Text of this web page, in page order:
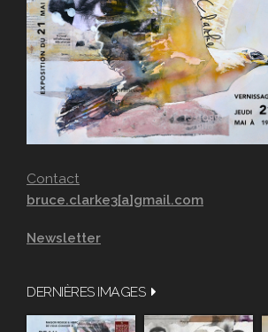
Contact
bruce.clarke3[a]gmail.com
Newsletter
DERNIÈRES IMAGES